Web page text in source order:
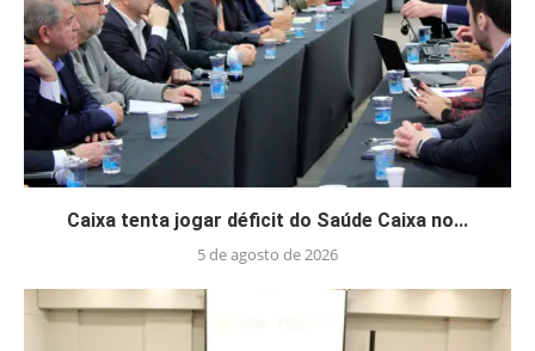
Caixa tenta jogar déficit do Saúde Caixa no...
5 de agosto de 2026